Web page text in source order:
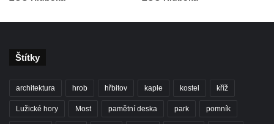
Oparnu
Štítky
architektura hrob hřbitov kaple kostel kříž
Lužické hory Most pamětní deska park pomník